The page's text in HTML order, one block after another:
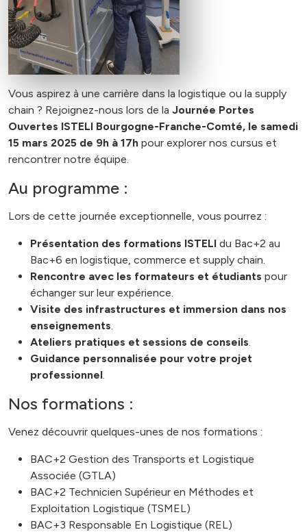
Vous aspirez à une carrière dans la logistique ou la supply
chain ? Rejoignez-nous lors de la Journée Portes
Ouvertes ISTELI Bourgogne-Franche-Comté, le samedi
15 mars 2025 de 9h à 17h pour explorer nos cursus et
rencontrer notre équipe.
Au programme :
Lors de cette journée exceptionnelle, vous pourrez :
Présentation des formations ISTELI du Bac+2 au
Bac+6 en logistique, commerce et supply chain.
Rencontre avec les formateurs et étudiants pour
échanger sur leur expérience.
Visite des infrastructures et immersion dans nos
enseignements.
Ateliers pratiques et sessions de conseils.
Guidance personnalisée pour votre projet
professionnel.
Nos formations :
Venez découvrir quelques-unes de nos formations :
BAC+2 Gestion des Transports et Logistique
Associée (GTLA)
BAC+2 Technicien Supérieur en Méthodes et
Exploitation Logistique (TSMEL)
BAC+3 Responsable En Logistique (REL)